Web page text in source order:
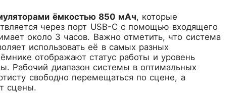
ёмкостью 850 мАч, которые
через порт USB-C с помощью входящего
около 3 часов. Важно отметить, что система
использовать её в самых разных
отображают статус работы и уровень
Рабочий диапазон системы в оптимальных
свободно перемещаться по сцене, а
сцены.